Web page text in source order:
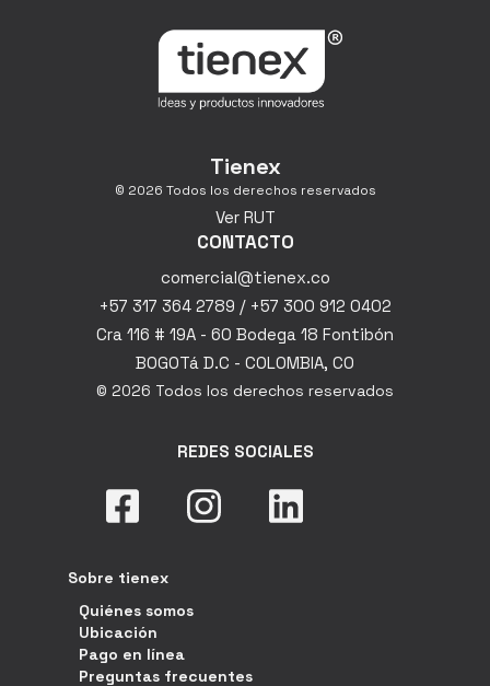
Tienex
© 2026 Todos los derechos reservados
Ver RUT
CONTACTO
comercial@tienex.co
+57 317 364 2789 / +57 300 912 0402
Cra 116 # 19A - 60 Bodega 18 Fontibón
BOGOTá D.C - COLOMBIA, CO
© 2026 Todos los derechos reservados
REDES SOCIALES
Sobre tienex
Quiénes somos
Ubicación
Pago en línea
Preguntas frecuentes